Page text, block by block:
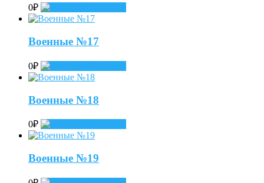
0₽
Военные №17
0₽
Военные №18
0₽
Военные №19